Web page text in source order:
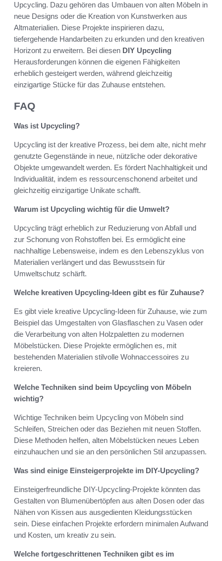
Upcycling. Dazu gehören das Umbauen von alten Möbeln in
neue Designs oder die Kreation von Kunstwerken aus
Altmaterialien. Diese Projekte inspirieren dazu,
tiefergehende Handarbeiten zu erkunden und den kreativen
Horizont zu erweitern. Bei diesen DIY Upcycling
Herausforderungen können die eigenen Fähigkeiten
erheblich gesteigert werden, während gleichzeitig
einzigartige Stücke für das Zuhause entstehen.
FAQ
Was ist Upcycling?
Upcycling ist der kreative Prozess, bei dem alte, nicht mehr
genutzte Gegenstände in neue, nützliche oder dekorative
Objekte umgewandelt werden. Es fördert Nachhaltigkeit und
Individualität, indem es ressourcenschonend arbeitet und
gleichzeitig einzigartige Unikate schafft.
Warum ist Upcycling wichtig für die Umwelt?
Upcycling trägt erheblich zur Reduzierung von Abfall und
zur Schonung von Rohstoffen bei. Es ermöglicht eine
nachhaltige Lebensweise, indem es den Lebenszyklus von
Materialien verlängert und das Bewusstsein für
Umweltschutz schärft.
Welche kreativen Upcycling-Ideen gibt es für Zuhause?
Es gibt viele kreative Upcycling-Ideen für Zuhause, wie zum
Beispiel das Umgestalten von Glasflaschen zu Vasen oder
die Verarbeitung von alten Holzpaletten zu modernen
Möbelstücken. Diese Projekte ermöglichen es, mit
bestehenden Materialien stilvolle Wohnaccessoires zu
kreieren.
Welche Techniken sind beim Upcycling von Möbeln
wichtig?
Wichtige Techniken beim Upcycling von Möbeln sind
Schleifen, Streichen oder das Beziehen mit neuen Stoffen.
Diese Methoden helfen, alten Möbelstücken neues Leben
einzuhauchen und sie an den persönlichen Stil anzupassen.
Was sind einige Einsteigerprojekte im DIY-Upcycling?
Einsteigerfreundliche DIY-Upcycling-Projekte könnten das
Gestalten von Blumenübertöpfen aus alten Dosen oder das
Nähen von Kissen aus ausgedienten Kleidungsstücken
sein. Diese einfachen Projekte erfordern minimalen Aufwand
und Kosten, um kreativ zu sein.
Welche fortgeschrittenen Techniken gibt es im